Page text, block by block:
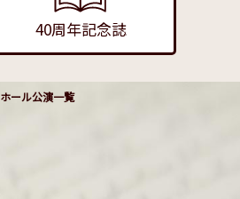
40周年記念誌
ホール公演一覧